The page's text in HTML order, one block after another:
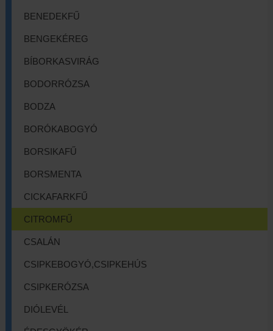
BENEDEKFŰ
BENGEKÉREG
BÍBORKASVIRÁG
BODORRÓZSA
BODZA
BORÓKABOGYÓ
BORSIKAFŰ
BORSMENTA
CICKAFARKFŰ
CITROMFŰ
CSALÁN
CSIPKEBOGYÓ,CSIPKEHÚS
CSIPKERÓZSA
DIÓLEVÉL